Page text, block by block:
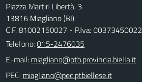
Piazza Martiri Libertà, 3
13816 Miagliano (BI)
C.F. 81002150027 - P.Iva: 00373450022
Telefono:015-2476035
E-mail:
PEC: